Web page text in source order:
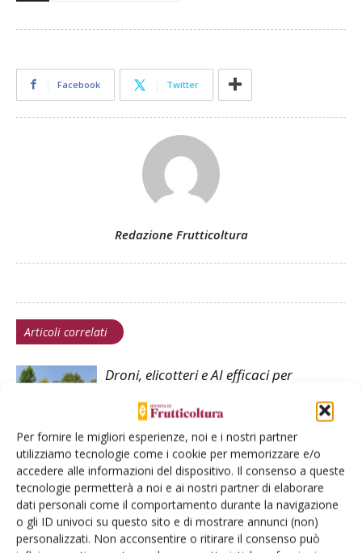
Per fornire le migliori esperienze, noi e i nostri partner
utilizziamo tecnologie come i cookie per memorizzare e/o
accedere alle informazioni del dispositivo. Il consenso a queste
tecnologie permetterà a noi e ai nostri partner di elaborare
dati personali come il comportamento durante la navigazione
o gli ID univoci su questo sito e di mostrare annunci (non)
personalizzati. Non acconsentire o ritirare il consenso può
Facebook Twitter
Redazione Frutticoltura
Articoli correlati
Droni, elicotteri e AI efficaci per
Droni utili per la tutela delle varietà
Carpocapsa e Drosophila monitorate
con trappole intelligenti